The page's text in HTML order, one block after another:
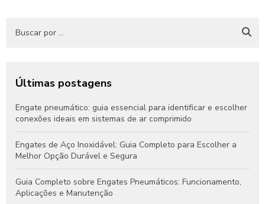
Últimas postagens
Engate pneumático: guia essencial para identificar e escolher
conexões ideais em sistemas de ar comprimido
Engates de Aço Inoxidável: Guia Completo para Escolher a
Melhor Opção Durável e Segura
Guia Completo sobre Engates Pneumáticos: Funcionamento,
Aplicações e Manutenção